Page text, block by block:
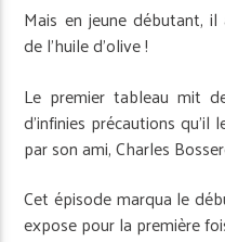
Mais en jeune débutant,
de l’huile d’olive !
Le premier tableau mit
d’infinies précautions
par son ami, Charles
Cet épisode marqua le
expose pour la première